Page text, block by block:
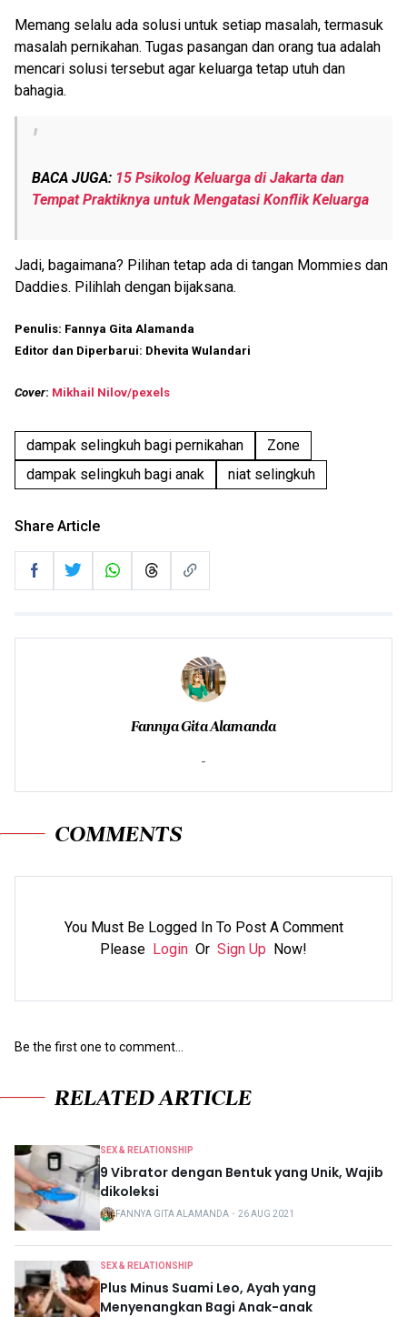
Memang selalu ada solusi untuk setiap masalah, termasuk
masalah pernikahan. Tugas pasangan dan orang tua adalah
mencari solusi tersebut agar keluarga tetap utuh dan
bahagia.
BACA JUGA: 15 Psikolog Keluarga di Jakarta dan
Tempat Praktiknya untuk Mengatasi Konflik Keluarga
Jadi, bagaimana? Pilihan tetap ada di tangan Mommies dan
Daddies. Pilihlah dengan bijaksana.
Penulis: Fannya Gita Alamanda
Editor dan Diperbarui: Dhevita Wulandari
Cover: Mikhail Nilov/pexels
dampak selingkuh bagi pernikahan
Zone
dampak selingkuh bagi anak
niat selingkuh
Share Article
Fannya Gita Alamanda
-
COMMENTS
You Must Be Logged In To Post A Comment
Please Login Or Sign Up Now!
Be the first one to comment...
RELATED ARTICLE
SEX & RELATIONSHIP
9 Vibrator dengan Bentuk yang Unik, Wajib
dikoleksi
FANNYA GITA ALAMANDA ・ 26 AUG 2021
SEX & RELATIONSHIP
Plus Minus Suami Leo, Ayah yang
Menyenangkan Bagi Anak-anak